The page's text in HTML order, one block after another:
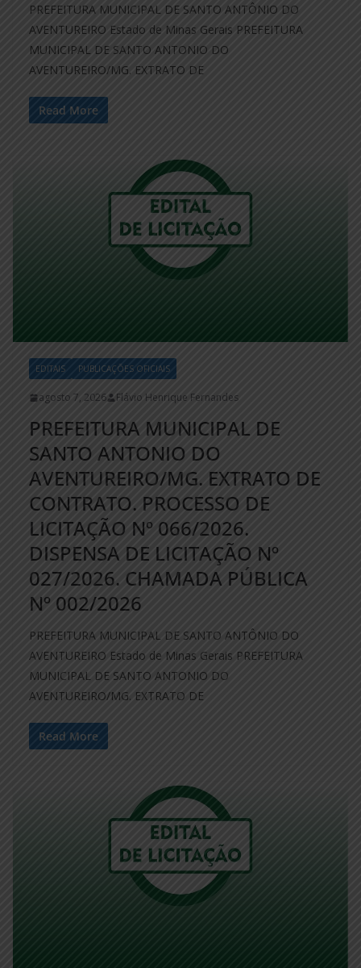
PREFEITURA MUNICIPAL DE SANTO ANTÔNIO DO
AVENTUREIRO Estado de Minas Gerais PREFEITURA
MUNICIPAL DE SANTO ANTONIO DO
AVENTUREIRO/MG. EXTRATO DE
Read More
EDITAIS PUBLICAÇÕES OFICIAIS
agosto 7, 2026 Flávio Henrique Fernandes
PREFEITURA MUNICIPAL DE
SANTO ANTONIO DO
AVENTUREIRO/MG. EXTRATO DE
CONTRATO. PROCESSO DE
LICITAÇÃO Nº 066/2026.
DISPENSA DE LICITAÇÃO Nº
027/2026. CHAMADA PÚBLICA
Nº 002/2026
PREFEITURA MUNICIPAL DE SANTO ANTÔNIO DO
AVENTUREIRO Estado de Minas Gerais PREFEITURA
MUNICIPAL DE SANTO ANTONIO DO
AVENTUREIRO/MG. EXTRATO DE
Read More